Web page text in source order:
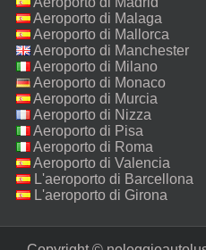
Aeroporto di Malaga
Aeroporto di Mallorca
Aeroporto di Manchester
Aeroporto di Milano
Malpensa
Aeroporto di Monaco
Aeroporto di Murcia
Aeroporto di Nizza
Aeroporto di Pisa
Aeroporto di Roma
Fiumicino
Aeroporto di Valencia
L'aeroporto di Barcellona
L'aeroporto di Girona